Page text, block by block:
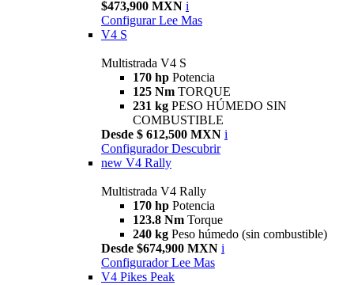
$473,900 MXN i
Configurar Lee Mas
V4 S
Multistrada V4 S
170 hp Potencia
125 Nm TORQUE
231 kg PESO HÚMEDO SIN
COMBUSTIBLE
Desde $ 612,500 MXN i
Configurador Descubrir
new V4 Rally
Multistrada V4 Rally
170 hp Potencia
123.8 Nm Torque
240 kg Peso húmedo (sin combustible)
Desde $674,900 MXN i
Configurador Lee Mas
V4 Pikes Peak